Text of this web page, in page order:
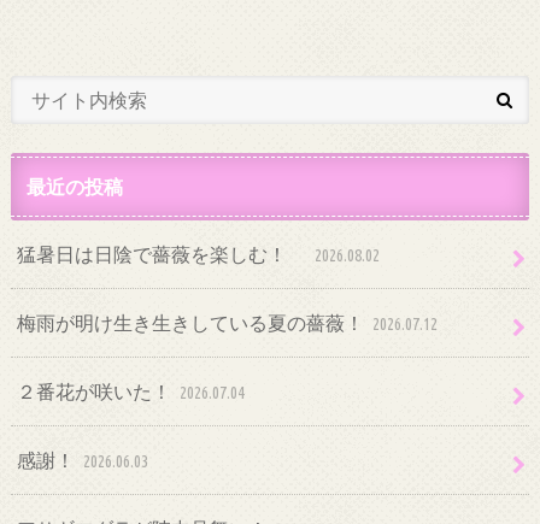
最近の投稿
猛暑日は日陰で薔薇を楽しむ！ 2026.08.02
梅雨が明け生き生きしている夏の薔薇！ 2026.07.12
２番花が咲いた！ 2026.07.04
感謝！ 2026.06.03